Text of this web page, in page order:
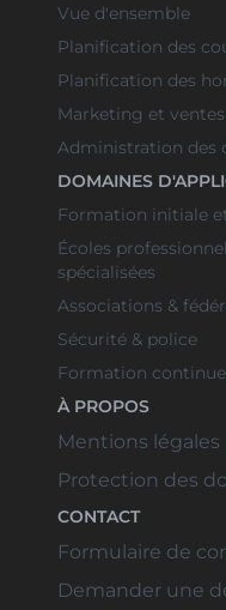
Vue d'ensemble
Planification des
Planification des
Marketing et ventes
Administration des
DOMAINES
Formation initiale
Écoles
spécialisées
Associations &
Sécurité & police
Formation
À PROPOS
Mentions légales
Protection des
CONTACT
Formulaire de
Demander une